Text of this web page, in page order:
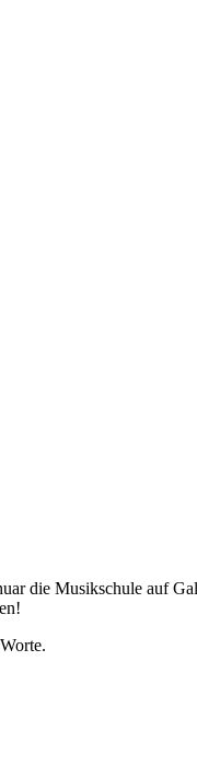
die Musikschule auf